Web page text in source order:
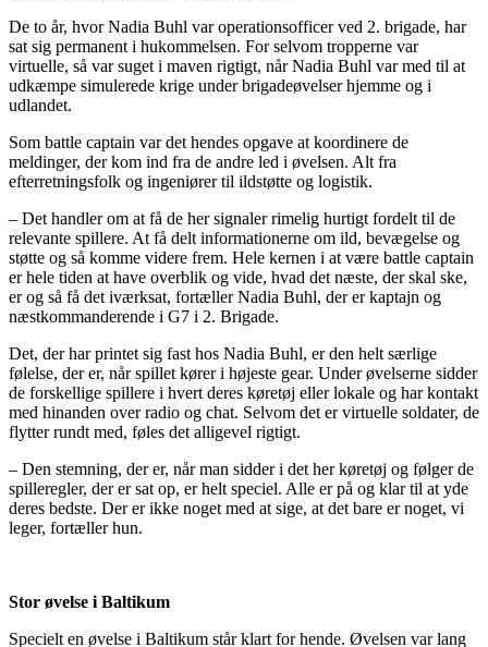
De to år, hvor Nadia Buhl var operationsofficer ved 2. brigade, har
sat sig permanent i hukommelsen. For selvom tropperne var
virtuelle, så var suget i maven rigtigt, når Nadia Buhl var med til at
udkæmpe simulerede krige under brigadeøvelser hjemme og i
udlandet.
Som battle captain var det hendes opgave at koordinere de
meldinger, der kom ind fra de andre led i øvelsen. Alt fra
efterretningsfolk og ingeniører til ildstøtte og logistik.
– Det handler om at få de her signaler rimelig hurtigt fordelt til de
relevante spillere. At få delt informationerne om ild, bevægelse og
støtte og så komme videre frem. Hele kernen i at være battle captain
er hele tiden at have overblik og vide, hvad det næste, der skal ske,
er og så få det iværksat, fortæller Nadia Buhl, der er kaptajn og
næstkommanderende i G7 i 2. Brigade.
Det, der har printet sig fast hos Nadia Buhl, er den helt særlige
følelse, der er, når spillet kører i højeste gear. Under øvelserne sidder
de forskellige spillere i hvert deres køretøj eller lokale og har kontakt
med hinanden over radio og chat. Selvom det er virtuelle soldater, de
flytter rundt med, føles det alligevel rigtigt.
– Den stemning, der er, når man sidder i det her køretøj og følger de
spilleregler, der er sat op, er helt speciel. Alle er på og klar til at yde
deres bedste. Der er ikke noget med at sige, at det bare er noget, vi
leger, fortæller hun.
Stor øvelse i Baltikum
Specielt en øvelse i Baltikum står klart for hende. Øvelsen var lang